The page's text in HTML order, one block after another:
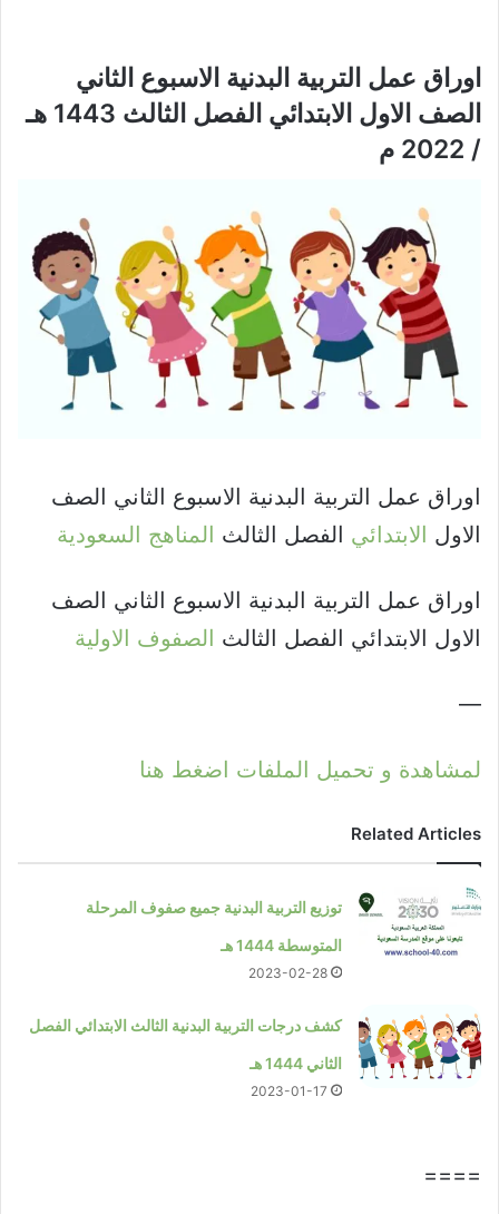
اوراق عمل التربية البدنية الاسبوع الثاني
الصف الاول الابتدائي الفصل الثالث 1443 هـ
/ 2022 م​
اوراق عمل التربية البدنية الاسبوع الثاني الصف
الاول الابتدائي الفصل الثالث المناهج السعودية
اوراق عمل التربية البدنية الاسبوع الثاني الصف
الاول الابتدائي الفصل الثالث الصفوف الاولية
—
لمشاهدة و تحميل الملفات اضغط هنا
Related Articles
توزيع التربية البدنية جميع صفوف المرحلة
المتوسطة 1444 هـ
2023-02-28
كشف درجات التربية البدنية الثالث الابتدائي الفصل
الثاني 1444 هـ
2023-01-17
====